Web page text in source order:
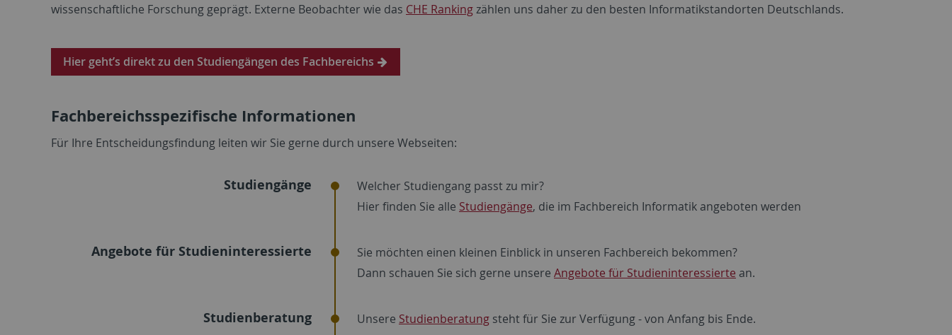
wissenschaftliche Forschung geprägt. Externe Beobachter wie das CHE Rankingzählen uns daher zu den besten Informatikstandorten Deutschlands.
Hier geht’s direkt zu den Studiengängen des Fachbereichs
Fachbereichsspezifische Informationen
Für Ihre Entscheidungsfindung leiten wir Sie gerne durch unsere Webseiten:
Studiengänge
Welcher Studiengang passt zu mir?
Hier finden Sie alle Studiengänge, die im Fachbereich Informatik angeboten werden
Angebote für Studieninteressierte
Sie möchten einen kleinen Einblick in unseren Fachbereich bekommen?
Dann schauen Sie sich gerne unsere Angebote für Studieninteressierte an.
Studienberatung Unsere Studienberatung steht für Sie zur Verfügung - von Anfang bis Ende.